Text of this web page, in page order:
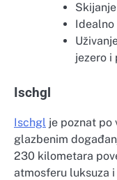
jezero i
Ischgl
Ischgl je poznat po
glazbenim
230 kilometara
atmosferu luksuza i